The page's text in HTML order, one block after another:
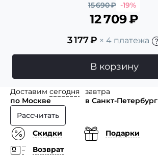
15 690₽ -19%
12 709₽
3 177₽ × 4 платежа
В корзину
Доставим сегодня
по Москве
завтра
в Санкт-Петербург
Рассчитать
Скидки
Подарки
Возврат